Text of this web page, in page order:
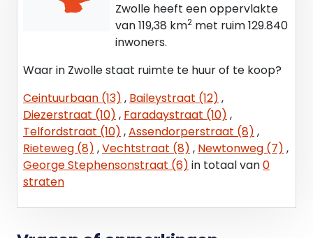
Servicekosten:
De huurder dient voor eigen rekening en risico
overeenkomsten te sluiten met de nutsbedrijven.
Geen promotiekosten van toepassing.
Huurbetaling:
Huurbetaling per maand, vooruit te voldoen.
Huurperiode:
Zwolle heeft een oppervlakte
van 119,38 km2 met ruim 129.840
inwoners.
Waar in Zwolle staat ruimte te huur of te koop?
Ceintuurbaan (13) , Baileystraat (12) ,
Diezerstraat (10) , Faradaystraat (10) ,
Telfordstraat (10) ,Assendorperstraat (8) ,
Rieteweg (8) ,Vechtstraat (8) , Newtonweg (7) ,
George Stephensonstraat (6) in totaal van0
straten